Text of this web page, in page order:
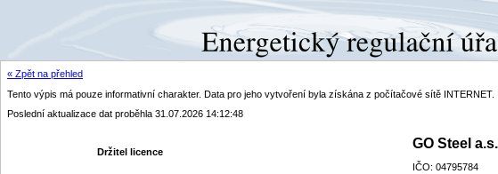
« Zpět na přehled
Tento výpis má pouze informativní charakter. Data pro jeho vytvoření byla získána z počítačové sítě INTERNET.
Poslední aktualizace dat proběhla 31.07.2026 14:12:48
Držitel licence
GO Steel a.s.
IČO: 04795784